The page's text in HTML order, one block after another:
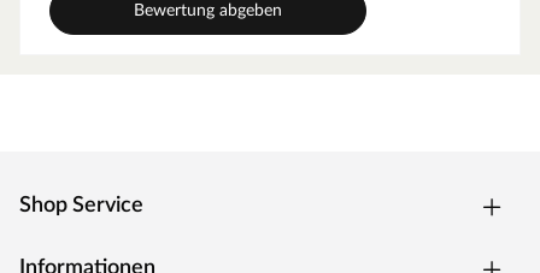
Spielturm, Rutsche, Kletterwand, Sandkasten,
Hierfür befindet sich an der Unterseite der Rutsche ein
Anschluss für den Gartenschlauch, der einmalig mit einem
Bewertung abgeben
Shop Service
Informationen